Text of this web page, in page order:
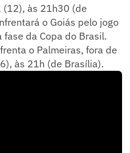
às 21h30 (de
o Goiás pelo jogo
da Copa do Brasil.
o Palmeiras, fora de
às 21h (de Brasília).